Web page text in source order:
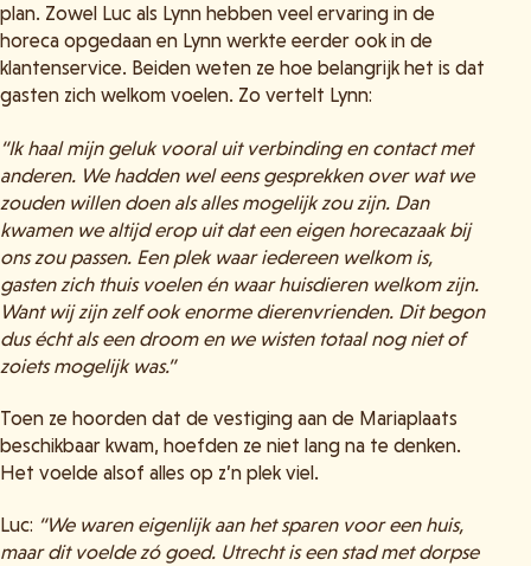
plan. Zowel Luc als Lynn hebben veel ervaring in de
horeca opgedaan en Lynn werkte eerder ook in de
klantenservice. Beiden weten ze hoe belangrijk het is dat
gasten zich welkom voelen. Zo vertelt Lynn:
“Ik haal mijn geluk vooral uit verbinding en contact met
anderen. We hadden wel eens gesprekken over wat we
zouden willen doen als alles mogelijk zou zijn. Dan
kwamen we altijd erop uit dat een eigen horecazaak bij
ons zou passen. Een plek waar iedereen welkom is,
gasten zich thuis voelen én waar huisdieren welkom zijn.
Want wij zijn zelf ook enorme dierenvrienden. Dit begon
dus écht als een droom en we wisten totaal nog niet of
zoiets mogelijk was.”
Toen ze hoorden dat de vestiging aan de Mariaplaats
beschikbaar kwam, hoefden ze niet lang na te denken.
Het voelde alsof alles op z’n plek viel.
Luc: “We waren eigenlijk aan het sparen voor een huis,
maar dit voelde zó goed. Utrecht is een stad met dorpse